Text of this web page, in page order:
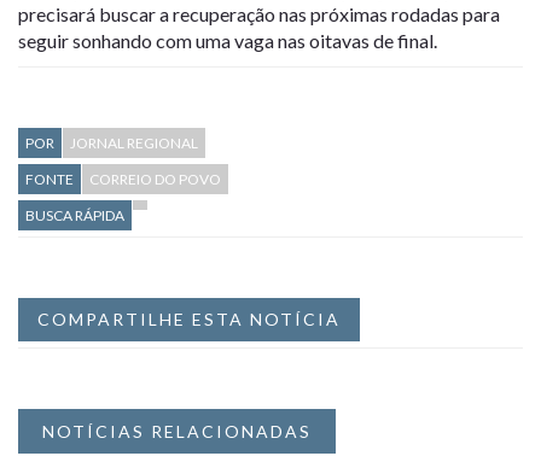
precisará buscar a recuperação nas próximas rodadas para
seguir sonhando com uma vaga nas oitavas de final.
POR
JORNAL REGIONAL
FONTE
CORREIO DO POVO
BUSCA RÁPIDA
COMPARTILHE ESTA NOTÍCIA
NOTÍCIAS RELACIONADAS